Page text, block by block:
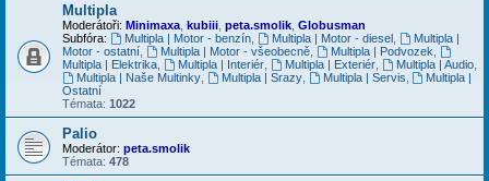
Multipla
Moderátoři: Minimaxa kubiii peta.smolik Globusman
Subfóra:
Multipla | Motor - benzín, Multipla | Motor - diesel,
Multipla |
Motor - ostatní
Multipla | Motor - všeobecně, Multipla | Podvozek
Multipla | Elektrika
Multipla | Interiér, Multipla | Exteriér, Multipla | Audio,
Multipla | Naše Multinky, Multipla | Srazy, Multipla | Servis
Multipla |
Ostatní
Témata: 1022
Palio
Moderátor: peta.smolik
Témata: 478